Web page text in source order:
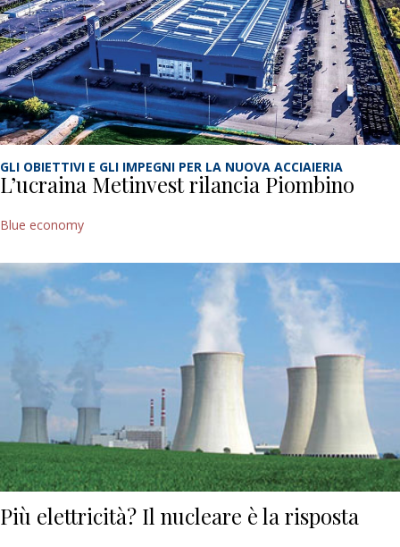
GLI OBIETTIVI E GLI IMPEGNI PER LA NUOVA ACCIAIERIA
L’ucraina Metinvest rilancia Piombino
Blue economy
Più elettricità? Il nucleare è la risposta